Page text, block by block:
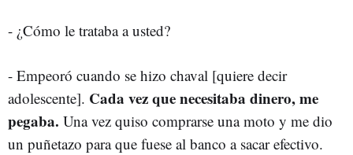
- ¿Cómo le trataba a usted?
- Empeoró cuando se hizo chaval [quiere decir
adolescente]. Cada vez que necesitaba dinero, me
pegaba. Una vez quiso comprarse una moto y me dio
un puñetazo para que fuese al banco a sacar efectivo.